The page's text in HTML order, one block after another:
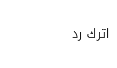
اترك رد